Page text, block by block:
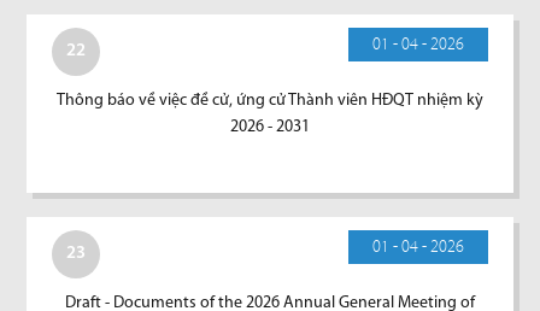
22 01 - 04 - 2026
Thông báo về việc đề cử, ứng cử Thành viên HĐQT nhiệm kỳ
2026 - 2031
23 01 - 04 - 2026
Draft - Documents of the 2026 Annual General Meeting of